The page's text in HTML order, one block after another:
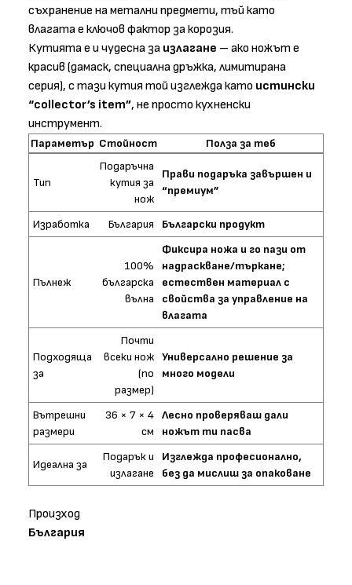
съхранение на метални предмети, тъй като
влагата е ключов фактор за корозия.
Кутията е и чудесна за излагане – ако ножът е
красив (дамаск, специална дръжка, лимитирана
серия), с тази кутия той изглежда като истински
“collector’s item”, не просто кухненски
инструмент.
Параметър Стойност Полза за теб
Тип
Подаръчна
кутия за
нож
Прави подаръка завършен и
“премиум”
Изработка България Български продукт
Пълнеж
100%
българска
вълна
Фиксира ножа и го пази от
надраскване/търкане;
естествен материал с
свойства за управление на
влагата
Подходяща
за
Почти
всеки нож
(по
размер)
Универсално решение за
много модели
Вътрешни
размери
36 × 7 × 4
см
Лесно проверяваш дали
ножът ти пасва
Идеална за
Подарък и
излагане
Изглежда професионално,
без да мислиш за опаковане
Произход
България